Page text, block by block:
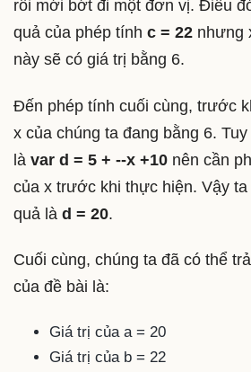
rồi mới bớt đi một đơn vị. Điều
quả của phép tính c = 22 nhưng
này sẽ có giá trị bằng 6.
Đến phép tính cuối cùng, trước
x của chúng ta đang bằng 6.
là var d = 5 + --x +10 nên cần
của x trước khi thực hiện. Vậy
quả là d = 20.
Cuối cùng, chúng ta đã có thể
của đề bài là:
Giá trị của a = 20
Giá trị của b = 22